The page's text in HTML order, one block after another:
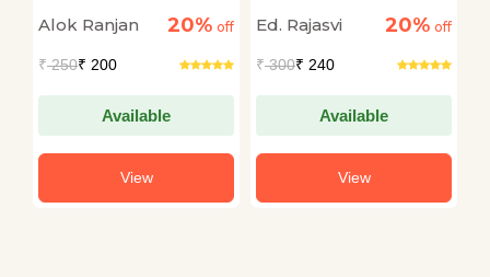
Case Studies
Alok Ranjan 20% off
₹250₹ 200
Available
View
Ed. Rajasvi
20% off
₹300₹ 240
Available
View